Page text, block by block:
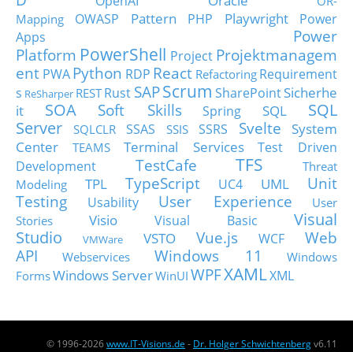
Mapping
OWASP Pattern PHP Playwright
Power
Apps
Power
Platform PowerShell Project Projektmanagem
ent PWA Python RDP React Refactoring Requirement
s ReSharper RESTRust SAPScrum SharePointSicherhe
it
SOA Soft Skills Spring SQL
SQL
Server
SQLCLR SSAS SSIS SSRS Svelte
System
Center
TEAMS Terminal Services
Test Driven
Development
TestCafe TFS
Threat
Modeling
TPL TypeScript UC4 UML
Unit
Testing
Usability User Experience
User
Stories
Visio Visual Basic
Visual
Studio
VMWare VSTO Vue.js WCF
Web
API
Webservices Windows 11
Windows
FormsWindows ServerWinUI WPFXAMLXML
© 1996-2026www.IT-Visions.de - Dr. Holger Schwichtenbergv6.11